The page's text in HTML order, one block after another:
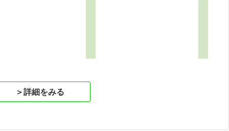
＞詳細をみる